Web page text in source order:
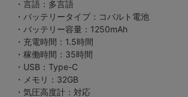
・言語：多言語
・バッテリータイプ：コバルト電池
・バッテリー容量：1250mAh
・充電時間：1.5時間
・稼働時間：35時間
・USB：Type-C
・メモリ：32GB
・気圧高度計：対応